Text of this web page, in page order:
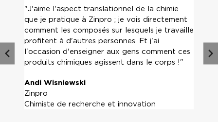
"J'aime l'aspect translationnel de la chimie
que je pratique à Zinpro ; je vois directement
comment les composés sur lesquels je travaille
profitent à d'autres personnes. Et j'ai
l'occasion d'enseigner aux gens comment ces
produits chimiques agissent dans le corps !"
Andi Wisniewski
Zinpro
Chimiste de recherche et innovation